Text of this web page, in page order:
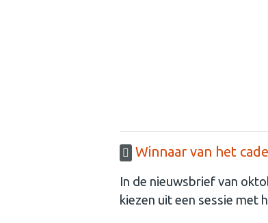
Winnaar van het
In de nieuwsbrief van
kiezen uit een sessie met